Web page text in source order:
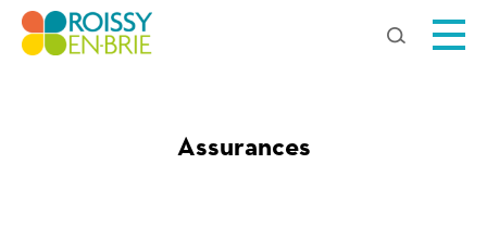
Chercher
Assurances